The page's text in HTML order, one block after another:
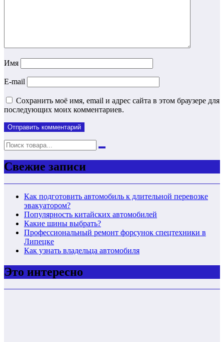
Имя
E-mail
Сохранить моё имя, email и адрес сайта в этом браузере для
последующих моих комментариев.
Свежие записи
Как подготовить автомобиль к длительной перевозке
эвакуатором?
Популярность китайских автомобилей
Какие шины выбрать?
Профессиональный ремонт форсунок спецтехники в
Липецке
Как узнать владельца автомобиля
Это интересно